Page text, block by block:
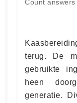
Count
terug. De
gebruikte
heen
generatie.